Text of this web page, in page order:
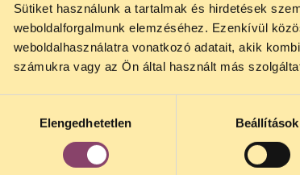
Sütiket használunk a tartalmak és hirdetések
weboldalforgalmunk elemzéséhez. Ezenkívül
weboldalhasználatra vonatkozó adatait, akik
számukra vagy az Ön által használt más
kiválasztásaElengedhetetlen Beállítások
TELEFONOS
Kedves érdeklődő,
augusztus 24 között szünetel
kedden, 13 és 15 óra között
alatt is elér minket.